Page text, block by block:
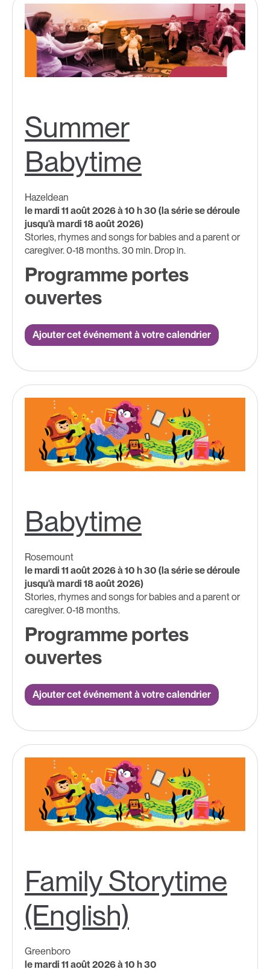
Summer
Babytime
Hazeldean
le mardi 11 août 2026 à 10 h 30 (la série se déroule
jusqu'à mardi 18 août 2026)
Stories, rhymes and songs for babies and a parent or
caregiver. 0-18 months. 30 min. Drop in.
Programme portes
ouvertes
Ajouter cet événement à votre calendrier
Babytime
Rosemount
le mardi 11 août 2026 à 10 h 30 (la série se déroule
jusqu'à mardi 18 août 2026)
Stories, rhymes and songs for babies and a parent or
caregiver. 0-18 months.
Programme portes
ouvertes
Ajouter cet événement à votre calendrier
Family Storytime
(English)
Greenboro
le mardi 11 août 2026 à 10 h 30